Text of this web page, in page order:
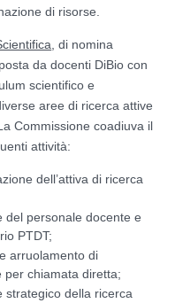
di risorse.
, di nomina
da docenti DiBio con
scientifico e
aree di ricerca attive
Commissione coadiuva il
attività:
dell’attiva di ricerca
del personale docente e
PTDT;
arruolamento di
per chiamata diretta;
strategico della ricerca